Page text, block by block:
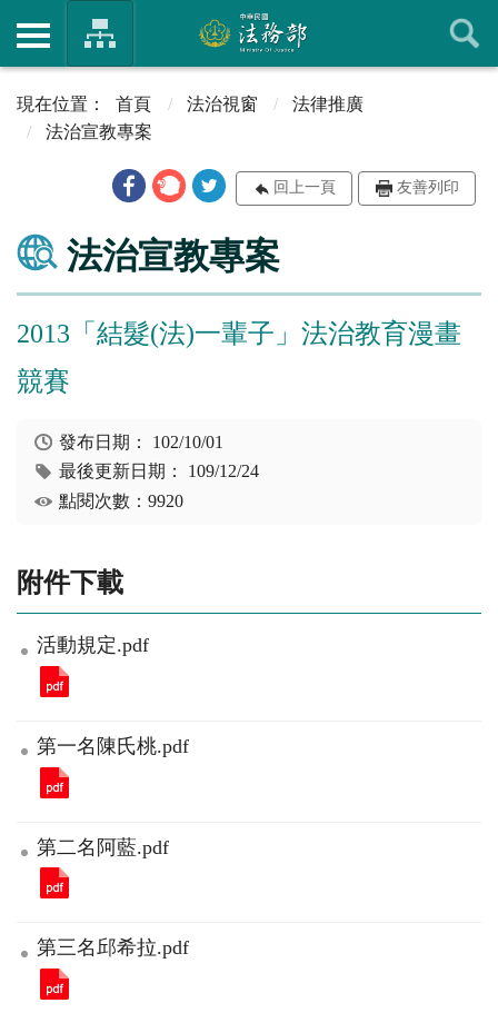
首頁 法治視窗
法律推廣
法治宣教專案
回上一頁 友善列印
法治宣教專案
2013「結髮(法)一輩子」法治教育漫畫
競賽
發布日期： 102/10/01
最後更新日期： 109/12/24
點閱次數：9920
附件下載
活動規定.pdf
第一名陳氏桃.pdf
第二名阿藍.pdf
第三名邱希拉.pdf